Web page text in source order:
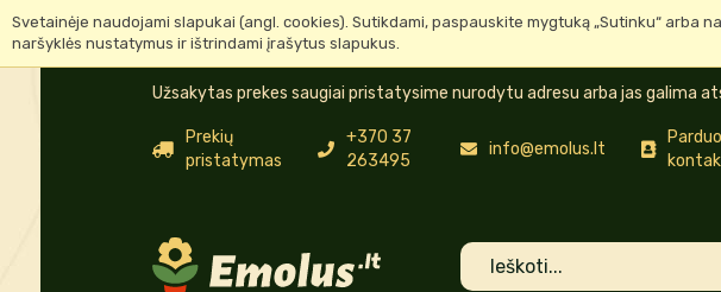
Svetainėje naudojami slapukai (angl. cookies). Sutikdami, paspauskite mygtuką „Sutinku“
naršyklės nustatymus ir ištrindami įrašytus slapukus.
Užsakytas prekes saugiai pristatysime nurodytu adresu arba jas galima
Prekių
pristatymas
+370 37
263495
info@emolus.lt